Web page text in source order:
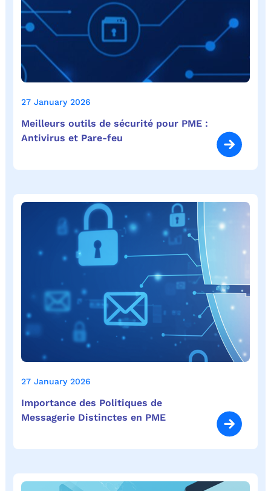
27 January 2026
Meilleurs outils de sécurité pour PME :
Antivirus et Pare-feu
27 January 2026
Importance des Politiques de
Messagerie Distinctes en PME